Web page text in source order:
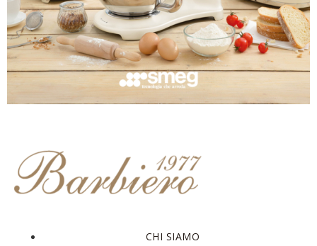
CHI SIAMO